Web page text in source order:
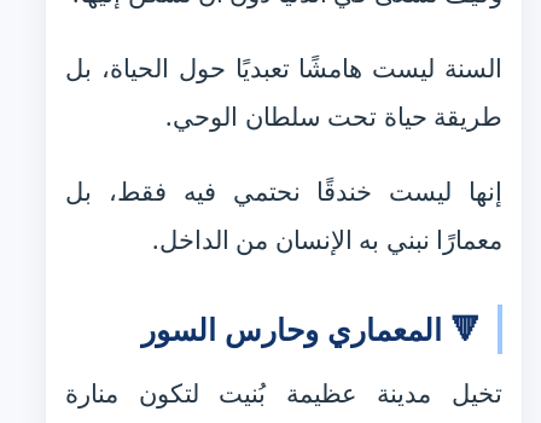
السنة ليست هامشًا تعبديًا حول الحياة، بل
طريقة حياة تحت سلطان الوحي.
إنها ليست خندقًا نحتمي فيه فقط، بل
معمارًا نبني به الإنسان من الداخل.
🔻 المعماري وحارس السور
تخيل مدينة عظيمة بُنيت لتكون منارة